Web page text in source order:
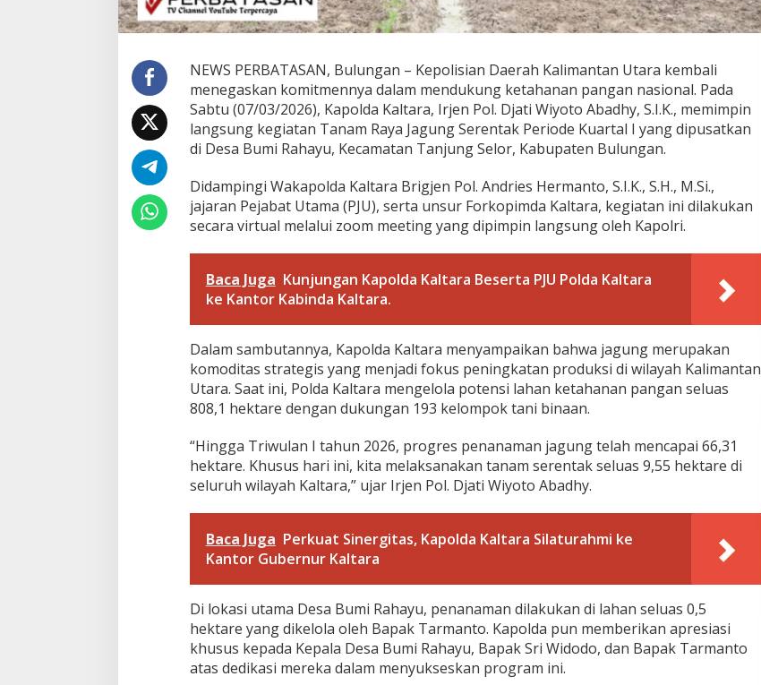
m
J
g
u
n
g
S
e
n
t
a
d
B
u
R
a
h
y
D
e
m
S
a
s
b
a
d
a
P
NEWS PERBATASAN, Bulungan – Kepolisian Daerah Kalimantan Utara kembali
menegaskan komitmennya dalam mendukung ketahanan pangan nasional. Pada
Sabtu (07/03/2026), Kapolda Kaltara, Irjen Pol. Djati Wiyoto Abadhy, S.I.K., memimpin
langsung kegiatan Tanam Raya Jagung Serentak Periode Kuartal I yang dipusatkan
di Desa Bumi Rahayu, Kecamatan Tanjung Selor, Kabupaten Bulungan.
Didampingi Wakapolda Kaltara Brigjen Pol. Andries Hermanto, S.I.K., S.H., M.Si.,
jajaran Pejabat Utama (PJU), serta unsur Forkopimda Kaltara, kegiatan ini dilakukan
secara virtual melalui zoom meeting yang dipimpin langsung oleh Kapolri.
Baca Juga Kunjungan Kapolda Kaltara Beserta PJU Polda Kaltara
ke Kantor Kabinda Kaltara.
Dalam sambutannya, Kapolda Kaltara menyampaikan bahwa jagung merupakan
komoditas strategis yang menjadi fokus peningkatan produksi di wilayah Kalimantan
Utara. Saat ini, Polda Kaltara mengelola potensi lahan ketahanan pangan seluas
808,1 hektare dengan dukungan 193 kelompok tani binaan.
“Hingga Triwulan I tahun 2026, progres penanaman jagung telah mencapai 66,31
hektare. Khusus hari ini, kita melaksanakan tanam serentak seluas 9,55 hektare di
seluruh wilayah Kaltara,” ujar Irjen Pol. Djati Wiyoto Abadhy.
Baca Juga Perkuat Sinergitas, Kapolda Kaltara Silaturahmi ke
Kantor Gubernur Kaltara
Di lokasi utama Desa Bumi Rahayu, penanaman dilakukan di lahan seluas 0,5
hektare yang dikelola oleh Bapak Tarmanto. Kapolda pun memberikan apresiasi
khusus kepada Kepala Desa Bumi Rahayu, Bapak Sri Widodo, dan Bapak Tarmanto
atas dedikasi mereka dalam menyukseskan program ini.